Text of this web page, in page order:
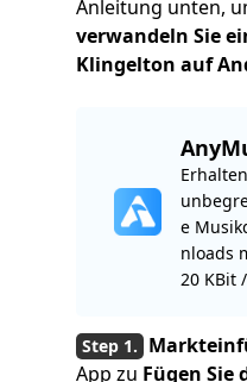
Anleitung unten,
verwandeln Sie
Klingelton auf
e
nloads
20 KBit
App zu Fügen Sie